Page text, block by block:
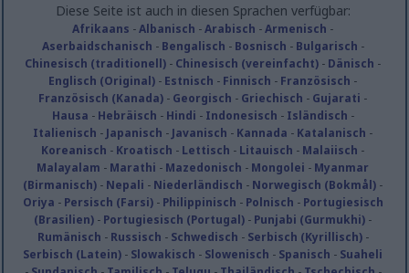
Diese Seite ist auch in diesen Sprachen verfügbar:
Afrikaans -Albanisch -Arabisch -Armenisch -
Aserbaidschanisch - Bengalisch - Bosnisch - Bulgarisch -
Chinesisch (traditionell) - Chinesisch (vereinfacht) - Dänisch -
Englisch (Original) - Estnisch - Finnisch - Französisch -
Französisch (Kanada) - Georgisch - Griechisch - Gujarati -
Hausa - Hebräisch - Hindi - Indonesisch - Isländisch -
Italienisch - Japanisch - Javanisch - Kannada - Katalanisch -
Koreanisch - Kroatisch - Lettisch - Litauisch - Malaiisch -
Malayalam - Marathi - Mazedonisch - Mongolei - Myanmar
(Birmanisch) - Nepali - Niederländisch - Norwegisch (Bokmål) -
Oriya - Persisch (Farsi)- Philippinisch - Polnisch - Portugiesisch
(Brasilien) - Portugiesisch (Portugal) - Punjabi (Gurmukhi) -
Rumänisch - Russisch - Schwedisch - Serbisch (Kyrillisch)-
Serbisch (Latein) - Slowakisch - Slowenisch - Spanisch - Suaheli